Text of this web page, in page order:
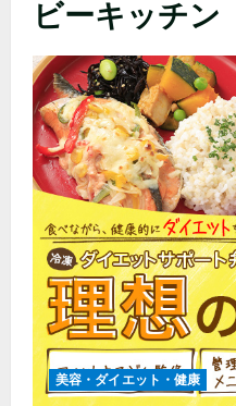
ニ
ュ
ー
ビーキッチン
美容・ダイエット・健康